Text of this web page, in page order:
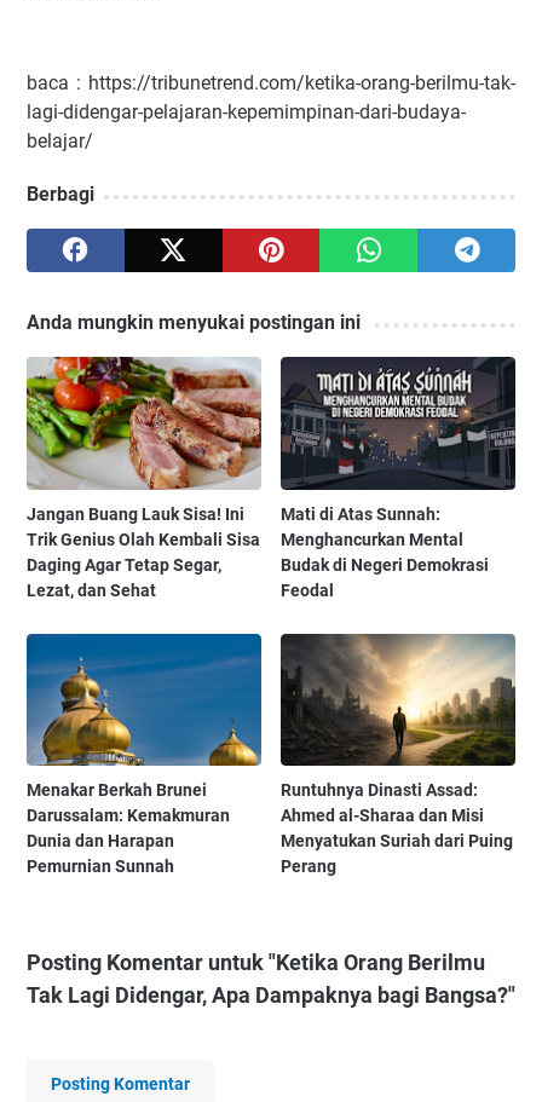
baca : https://tribunetrend.com/ketika-orang-berilmu-tak-
lagi-didengar-pelajaran-kepemimpinan-dari-budaya-
belajar/
Berbagi
Anda mungkin menyukai postingan ini
Jangan Buang Lauk Sisa! Ini
Trik Genius Olah Kembali Sisa
Daging Agar Tetap Segar,
Lezat, dan Sehat
Mati di Atas Sunnah:
Menghancurkan Mental
Budak di Negeri Demokrasi
Feodal
Menakar Berkah Brunei
Darussalam: Kemakmuran
Dunia dan Harapan
Pemurnian Sunnah
Runtuhnya Dinasti Assad:
Ahmed al-Sharaa dan Misi
Menyatukan Suriah dari Puing
Perang
Posting Komentar untuk "Ketika Orang Berilmu
Tak Lagi Didengar, Apa Dampaknya bagi Bangsa?"
Posting Komentar